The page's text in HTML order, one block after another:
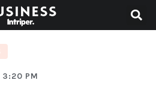
3:20 PM